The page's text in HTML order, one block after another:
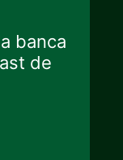
banca
de